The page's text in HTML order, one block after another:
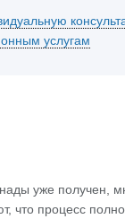
услугам
уже получен,
что процесс